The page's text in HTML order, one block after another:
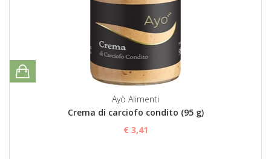
Ayò Alimenti
Crema di carciofo condito (95 g)
€ 3,41